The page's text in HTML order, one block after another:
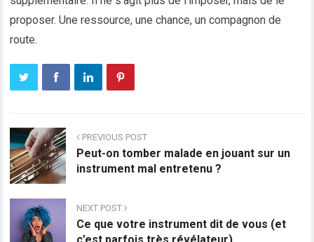
proposer. Une ressource, une chance, un compagnon de
route.
PREVIOUS POST
Peut-on tomber malade en jouant sur un
instrument mal entretenu ?
NEXT POST
Ce que votre instrument dit de vous (et